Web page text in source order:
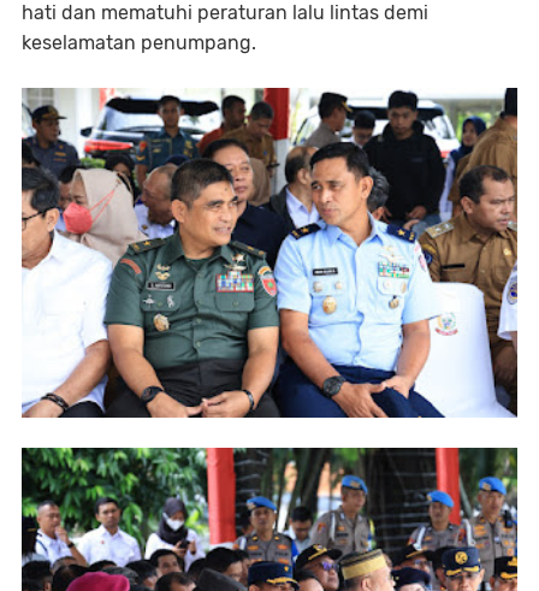
hati dan mematuhi peraturan lalu lintas demi
keselamatan penumpang.